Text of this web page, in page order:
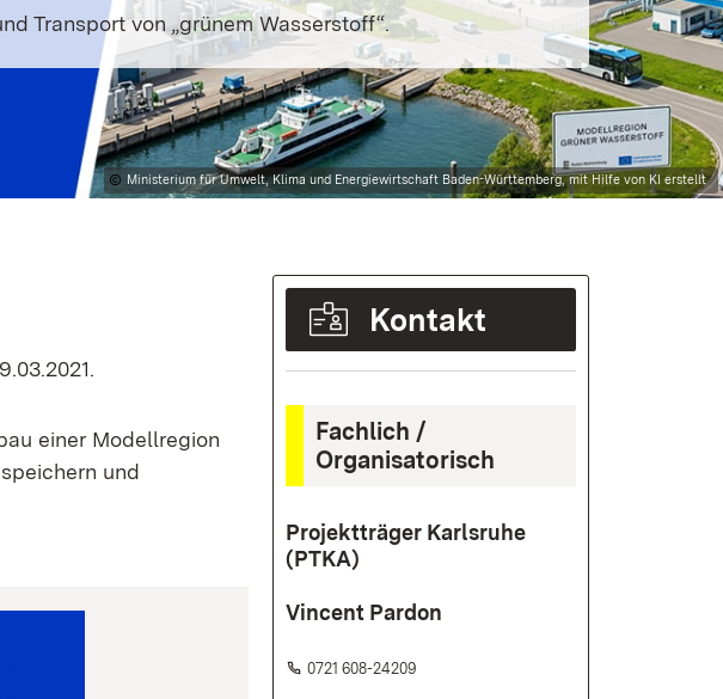
Transport von „grünem Wasserstoff“.
Ministerium für Umwelt, Klima und Energiewirtschaft Baden-Württemberg, mit Hilfe von KI erstellt
einer Modellregion
und
Kontakt
Fachlich /
Organisatorisch
Projektträger Karlsruhe
(PTKA)
Vincent Pardon
Telefon:
0721 608-24209